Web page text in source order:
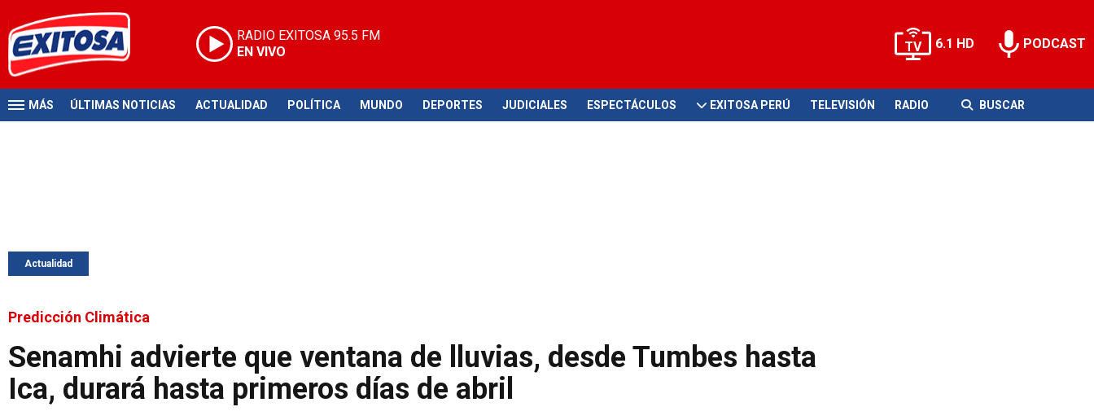
RADIO EXITOSA 95.5 FM
EN VIVO
6.1 HD PODCAST
MÁS ÚLTIMAS NOTICIAS ACTUALIDAD POLÍTICA MUNDO DEPORTES JUDICIALES ESPECTÁCULOS EXITOSA PERÚ TELEVISIÓN RADIO BUSCAR
Actualidad
Predicción Climática
Senamhi advierte que ventana de lluvias, desde Tumbes hasta
Ica, durará hasta primeros días de abril